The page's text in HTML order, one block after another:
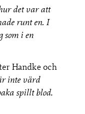
det var att
runt en. I
som i en
Handke och
inte värd
spillt blod.